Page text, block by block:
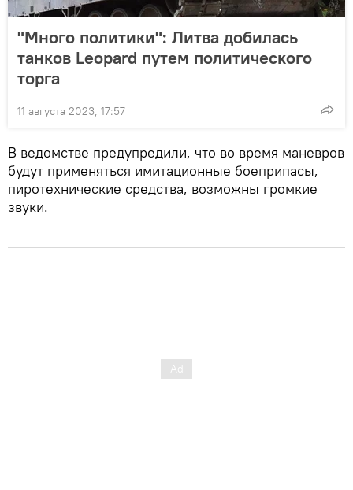
"Много политики": Литва добилась
танков Leopard путем политического
торга
11 августа 2023, 17:57
В ведомстве предупредили, что во время маневров
будут применяться имитационные боеприпасы,
пиротехнические средства, возможны громкие
звуки.